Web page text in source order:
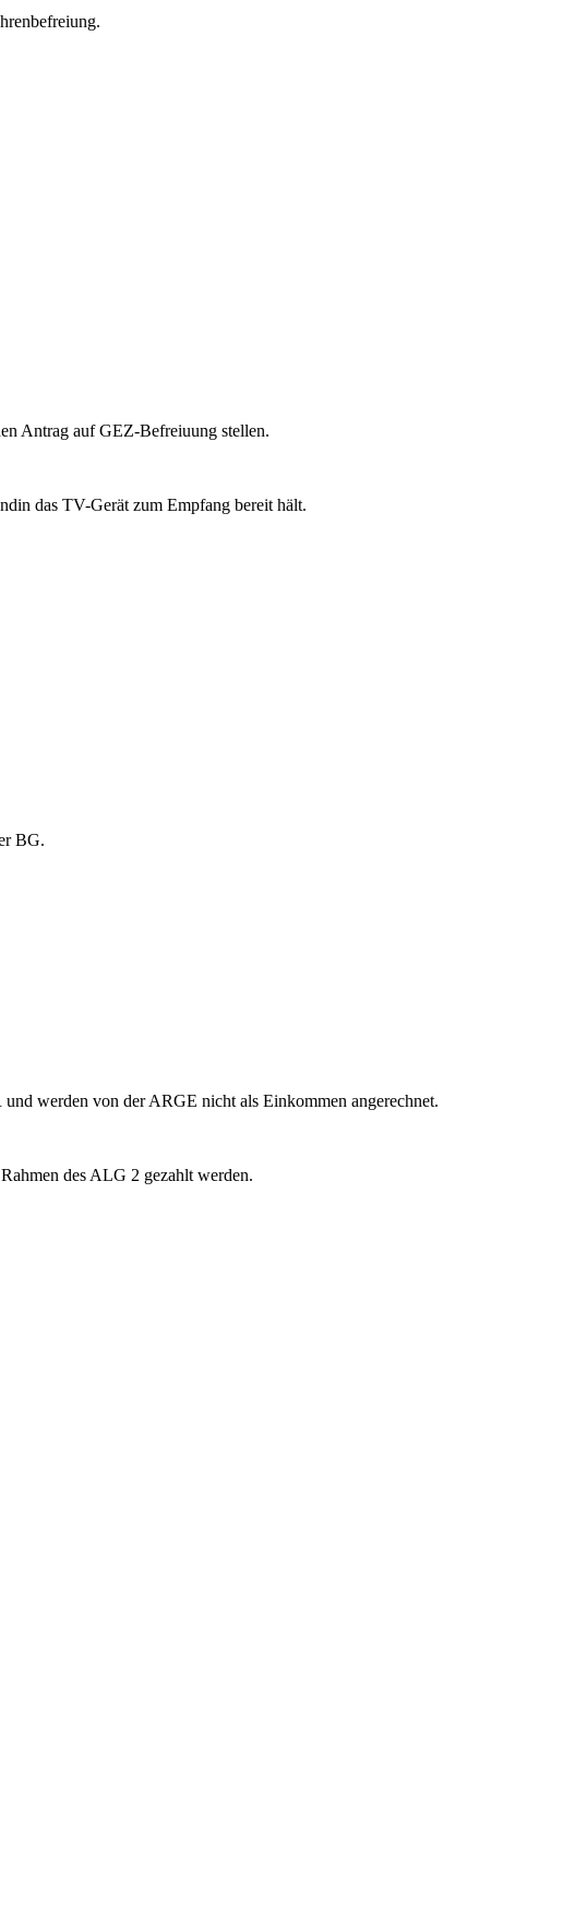
Antrag auf GEZ-Befreiuung stellen.
das TV-Gerät zum Empfang bereit hält.
BG.
werden von der ARGE nicht als Einkommen angerechnet.
des ALG 2 gezahlt werden.